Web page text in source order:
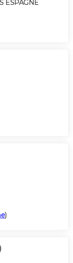
ESPAGNE
)